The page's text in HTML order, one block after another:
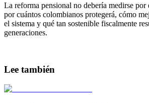
La reforma pensional no debería medirse
por cuántos colombianos protegerá, cómo
el sistema y qué tan sostenible fiscalmente
generaciones.
Lee también